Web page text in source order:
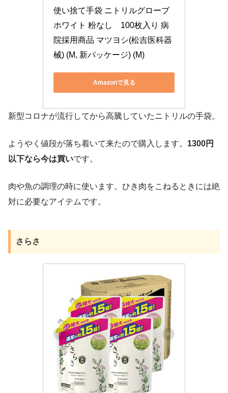
使い捨て手袋 ニトリルグローブ
ホワイト 粉なし　100枚入り 病
院採用商品 マツヨシ(松吉医科器
械) (M, 新パッケージ) (M)
Amazonで見る
新型コロナが流行してから高騰していたニトリルの手袋。
ようやく値段が落ち着いて来たので購入します。 1300円
以下なら今は買いです。
肉や魚の調理の時に使います。ひき肉をこねるときには絶
対に必要なアイテムです。
さらさ